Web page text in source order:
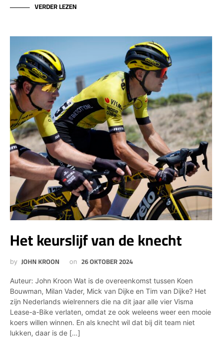
VERDER LEZEN
Het keurslijf van de knecht
by JOHN KROON on 26 OKTOBER 2024
Auteur: John Kroon Wat is de overeenkomst tussen Koen
Bouwman, Milan Vader, Mick van Dijke en Tim van Dijke? Het
zijn Nederlands wielrenners die na dit jaar alle vier Visma
Lease-a-Bike verlaten, omdat ze ook weleens weer een mooie
koers willen winnen. En als knecht wil dat bij dit team niet
lukken, daar is de […]